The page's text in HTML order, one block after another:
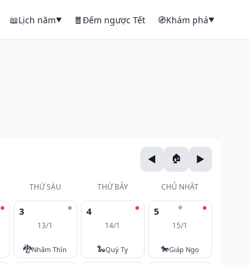
📖Lịch năm▼ 🧧Đếm ngược Tết 🧭Khám phá▼
THỨ SÁU THỨ BẢY CHỦ NHẬT
3
13/1
🐉Nhâm Thìn
4
14/1
🐍Quý Tỵ
⭐
5
15/1
🐎Giáp Ngọ